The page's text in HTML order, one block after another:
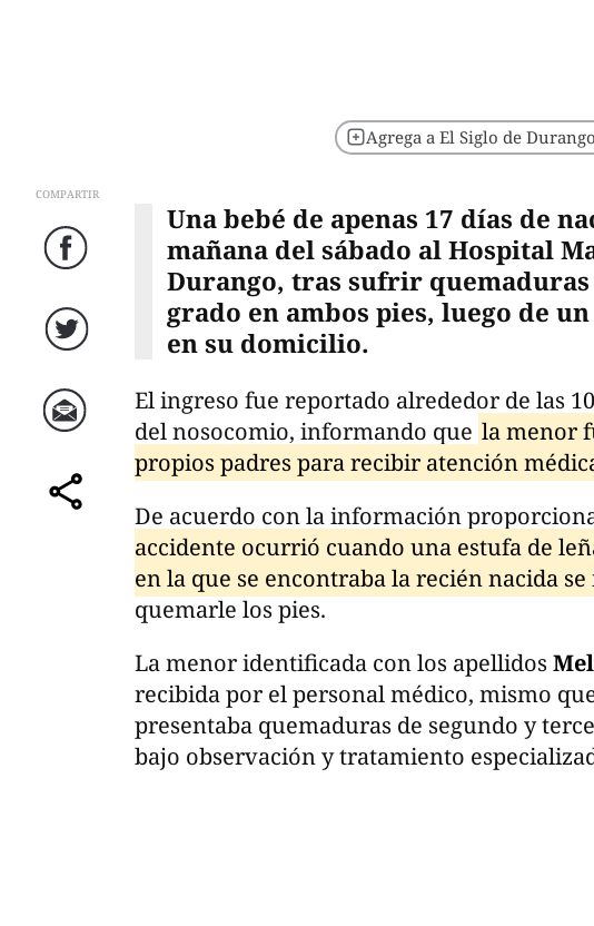
Agrega a El Siglo de
COMPARTIR
Facebook
Twitter
Correo
comparte
Una bebé de apenas 17 días de
mañana del sábado al Hospital
Durango, tras sufrir
grado en ambos pies, luego de
en su domicilio.
El ingreso fue reportado alrededor de las
del nosocomio, informando que la menor
propios padres para recibir atención
De acuerdo con la información
accidente ocurrió cuando una estufa de
en la que se encontraba la recién nacida
quemarle los pies.
La menor identificada con los apellidos
recibida por el personal médico, mismo
presentaba quemaduras de segundo y
bajo observación y tratamiento